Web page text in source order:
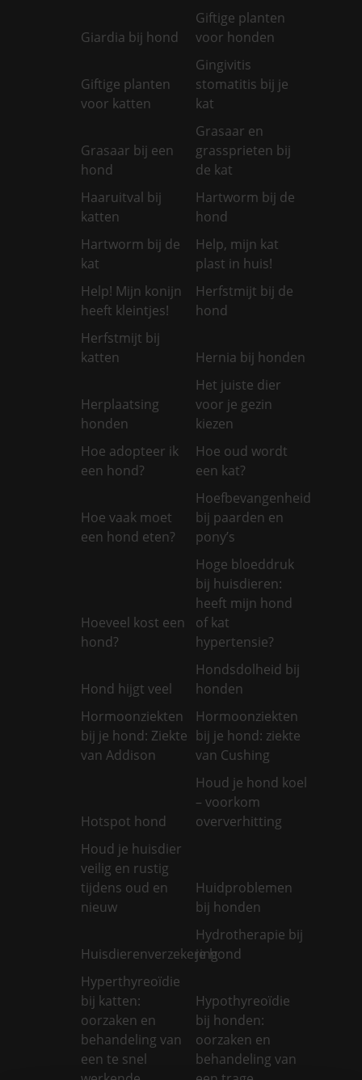
Giardia bij hond
Giftige planten
voor honden
Giftige planten
voor katten
Gingivitis
stomatitis bij je
kat
Grasaar bij een
hond
Grasaar en
grassprieten bij
de kat
Haaruitval bij
katten
Hartworm bij de
hond
Hartworm bij de
kat
Help, mijn kat
plast in huis!
Help! Mijn konijn
heeft kleintjes!
Herfstmijt bij de
hond
Herfstmijt bij
katten
Hernia bij honden
Herplaatsing
honden
Het juiste dier
voor je gezin
kiezen
Hoe adopteer ik
een hond?
Hoe oud wordt
een kat?
Hoe vaak moet
een hond eten?
Hoefbevangenheid
bij paarden en
pony’s
Hoeveel kost een
hond?
Hoge bloeddruk
bij huisdieren:
heeft mijn hond
of kat
hypertensie?
Hond hijgt veel
Hondsdolheid bij
honden
Hormoonziekten
bij je hond: Ziekte
van Addison
Hormoonziekten
bij je hond: ziekte
van Cushing
Hotspot hond
Houd je hond koel
– voorkom
oververhitting
Houd je huisdier
veilig en rustig
tijdens oud en
nieuw
Huidproblemen
bij honden
Huisdierenverzekering
Hydrotherapie bij
je hond
Hyperthyreoïdie
bij katten:
oorzaken en
behandeling van
een te snel
Hypothyreoïdie
bij honden:
oorzaken en
behandeling van